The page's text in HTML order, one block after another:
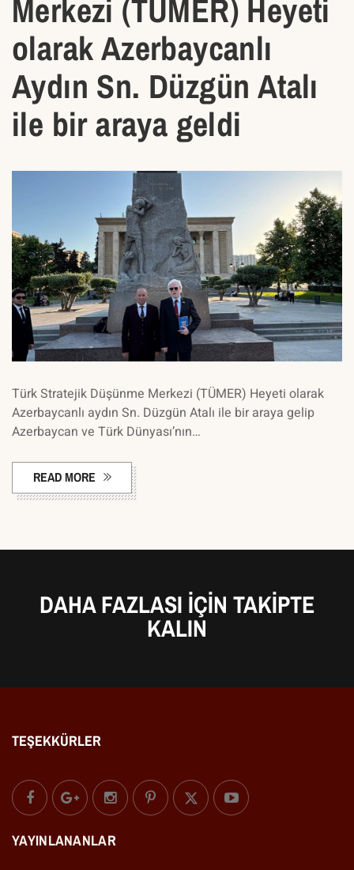
Merkezi (TÜMER) Heyeti
olarak Azerbaycanlı
Aydın Sn. Düzgün Atalı
ile bir araya geldi
Türk Stratejik Düşünme Merkezi (TÜMER) Heyeti olarak
Azerbaycanlı aydın Sn. Düzgün Atalı ile bir araya gelip
Azerbaycan ve Türk Dünyası’nın…
READ MORE
DAHA FAZLASI IÇIN TAKIPTE
KALIN
TEŞEKKÜRLER
YAYINLANANLAR